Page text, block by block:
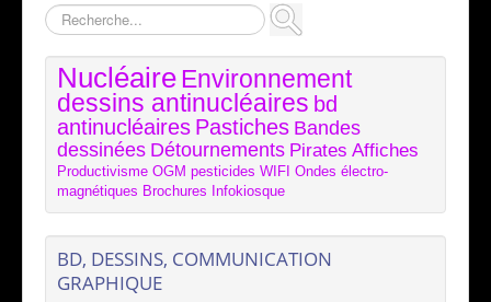
Rechercher
NucléaireEnvironnement
dessins antinucléaires bd
antinucléaires Pastiches Bandes
dessinées Détournements Pirates Affiches
Productivisme OGM pesticides WIFI Ondes électro-
magnétiques Brochures Infokiosque
BD, DESSINS, COMMUNICATION
GRAPHIQUE